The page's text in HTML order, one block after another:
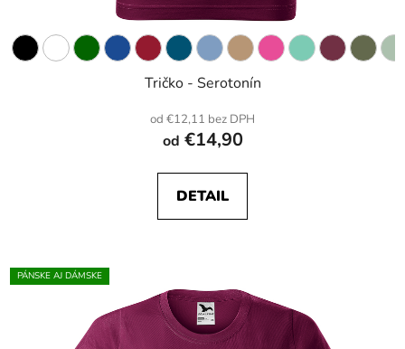
Tričko - Serotonín
od €12,11 bez DPH
od €14,90
DETAIL
PÁNSKE AJ DÁMSKE